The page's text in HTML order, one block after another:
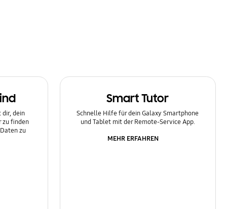
dir, dein
zu finden
zu
Smart Tutor
Schnelle Hilfe für dein Galaxy Smartphone
und Tablet mit der Remote-Service App.
MEHR ERFAHREN